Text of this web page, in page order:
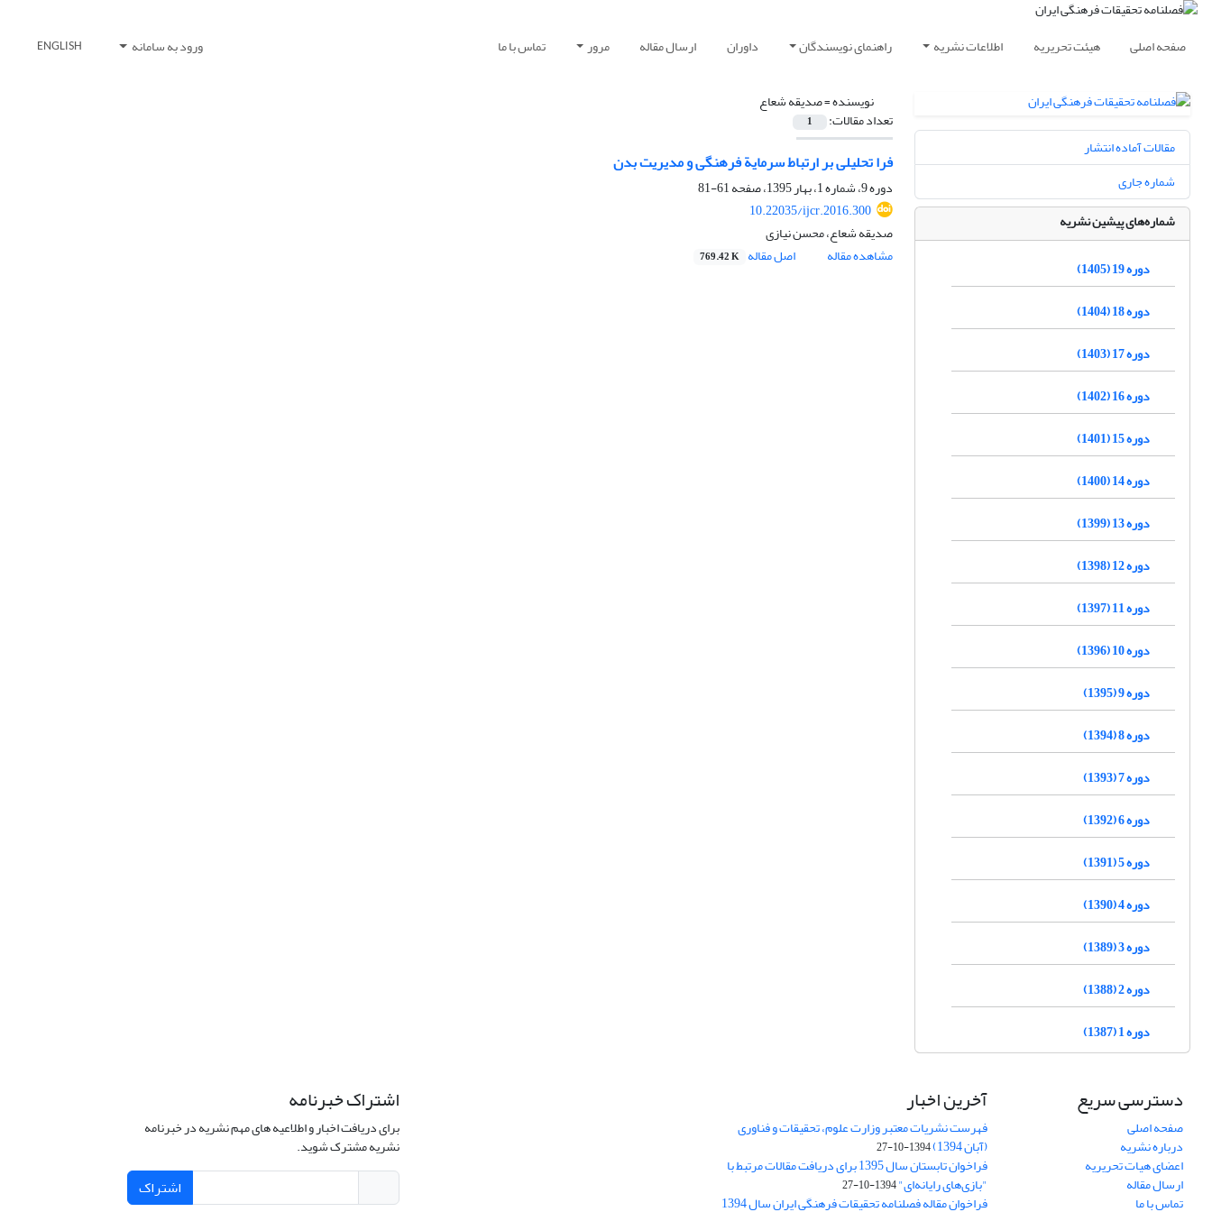
صفحه اصلی هیئت تحریریه اطلاعات نشریه راهنمای نویسندگان داوران ارسال مقاله مرور تماس با ما ورود به سامانه ENGLISH
نویسنده =صدیقه شعاع
تعداد مقالات: 1
فرا تحلیلی بر ارتباط سرمایة فرهنگی و مدیریت بدن
دوره 9، شماره 1، بهار 1395، صفحه
61-81
10.22035/ijcr.2016.300
صدیقه شعاع، محسن نیازی
مشاهده مقاله
اصل مقاله 769.42 K
مقالات آماده انتشار
شماره جاری
شماره‌های پیشین نشریه
دوره 19 (1405)
دوره 18 (1404)
دوره 17 (1403)
دوره 16 (1402)
دوره 15 (1401)
دوره 14 (1400)
دوره 13 (1399)
دوره 12 (1398)
دوره 11 (1397)
دوره 10 (1396)
دوره 9 (1395)
دوره 8 (1394)
دوره 7 (1393)
دوره 6 (1392)
دوره 5 (1391)
دوره 4 (1390)
دوره 3 (1389)
دوره 2 (1388)
دوره 1 (1387)
دسترسی سریع
صفحه اصلی
درباره نشریه
اعضای هیات تحریریه
ارسال مقاله
تماس با ما
آخرین اخبار
فهرست نشریات معتبر وزارت علوم، تحقیقات و فناوری
(آبان 1394) 1394-10-27
فراخوان تابستان سال 1395 برای دریافت مقالات مرتبط با
"بازی‌های رایانه‌ای"1394-10-27
فراخوان مقاله فصلنامه تحقیقات فرهنگی ایران سال 1394
اشتراک خبرنامه
برای دریافت اخبار و اطلاعیه های مهم نشریه در خبرنامه
نشریه مشترک شوید.
اشتراک